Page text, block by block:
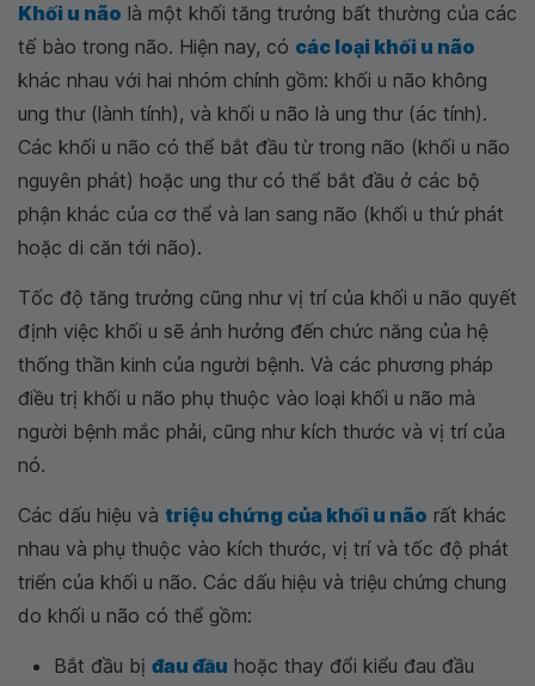
Khối u não là một khối tăng trưởng bất thường của các
tế bào trong não. Hiện nay, có các loại khối u não
khác nhau với hai nhóm chính gồm: khối u não không
ung thư (lành tính), và khối u não là ung thư (ác tính).
Các khối u não có thể bắt đầu từ trong não (khối u não
nguyên phát) hoặc ung thư có thể bắt đầu ở các bộ
phận khác của cơ thể và lan sang não (khối u thứ phát
hoặc di căn tới não).
Tốc độ tăng trưởng cũng như vị trí của khối u não quyết
định việc khối u sẽ ảnh hưởng đến chức năng của hệ
thống thần kinh của người bệnh. Và các phương pháp
điều trị khối u não phụ thuộc vào loại khối u não mà
người bệnh mắc phải, cũng như kích thước và vị trí của
nó.
Các dấu hiệu và triệu chứng của khối u não rất khác
nhau và phụ thuộc vào kích thước, vị trí và tốc độ phát
triển của khối u não. Các dấu hiệu và triệu chứng chung
do khối u não có thể gồm:
Bắt đầu bị đau đầu hoặc thay đổi kiểu đau đầu